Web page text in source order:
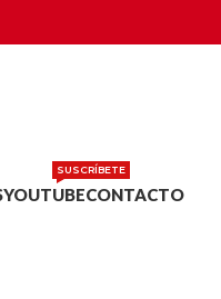
YOUTUBE
SUSCRÍBETE
CONTACTO